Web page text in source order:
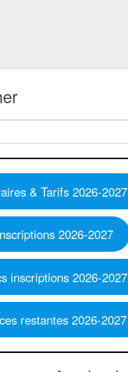
& Tarifs 2026-2027
2026-2027
inscriptions 2026-2027
restantes 2026-2027